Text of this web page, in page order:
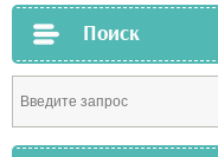
Поиск